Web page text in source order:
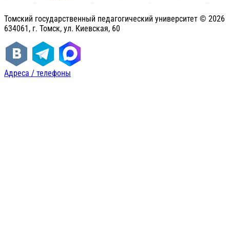
Томский государственный педагогический университет © 2026
634061, г. Томск, ул. Киевская, 60
Адреса / телефоны